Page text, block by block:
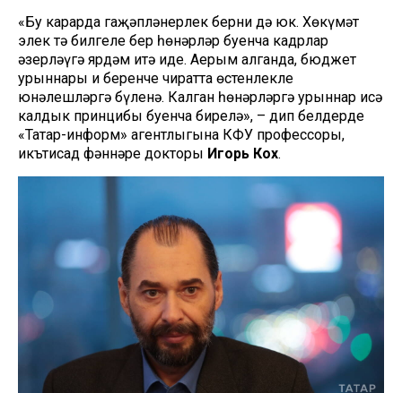
«Бу карарда гаҗәпләнерлек берни дә юк. Хөкүмәт
элек тә билгеле бер һөнәрләр буенча кадрлар
әзерләүгә ярдәм итә иде. Аерым алганда, бюджет
урыннары иң беренче чиратта өстенлекле
юнәлешләргә бүленә. Калган һөнәрләргә урыннар исә
калдык принцибы буенча бирелә», – дип белдерде
«Татар-информ» агентлыгына КФУ профессоры,
икътисад фәннәре докторы Игорь Кох.